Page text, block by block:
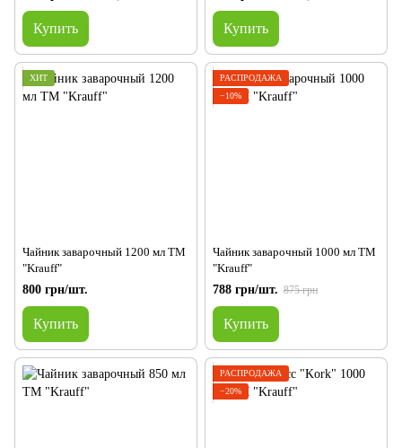
Купить Купить
ХИТ
Чайник заварочный 1200 мл ТМ
"Krauff"
800 грн/шт.
Купить
РАСПРОДАЖА
−10%
Чайник заварочный 1000 мл ТМ
"Krauff"
788 грн/шт. 875 грн
Купить
РАСПРОДАЖА
−20%